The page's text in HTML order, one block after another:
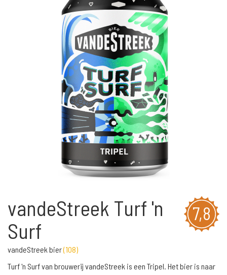
7,8
vandeStreek Turf 'n
Surf
vandeStreek bier(108)
Turf 'n Surf van brouwerij vandeStreek is een Tripel. Het bier is naar